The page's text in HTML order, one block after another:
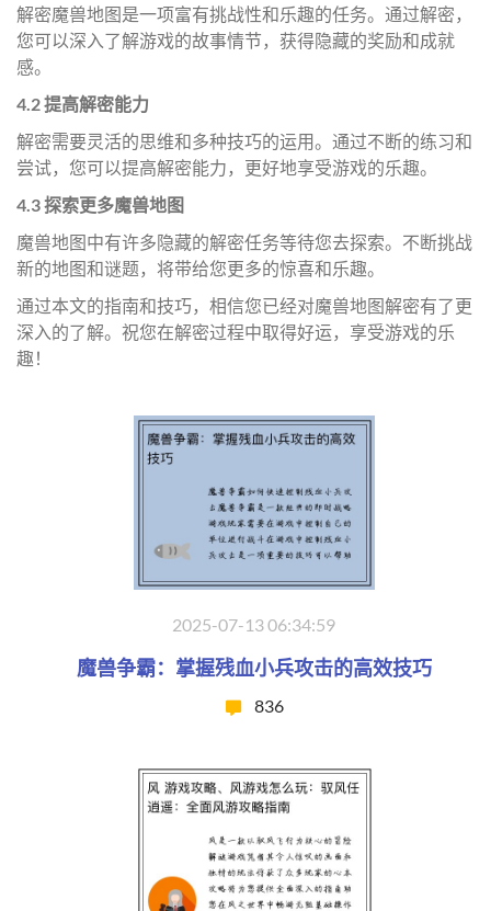
解密魔兽地图是一项富有挑战性和乐趣的任务。通过解密，
您可以深入了解游戏的故事情节，获得隐藏的奖励和成就
感。
4.2 提高解密能力
解密需要灵活的思维和多种技巧的运用。通过不断的练习和
尝试，您可以提高解密能力，更好地享受游戏的乐趣。
4.3 探索更多魔兽地图
魔兽地图中有许多隐藏的解密任务等待您去探索。不断挑战
新的地图和谜题，将带给您更多的惊喜和乐趣。
通过本文的指南和技巧，相信您已经对魔兽地图解密有了更
深入的了解。祝您在解密过程中取得好运，享受游戏的乐
趣！
2025-07-13 06:34:59
魔兽争霸：掌握残血小兵攻击的高效技巧
836